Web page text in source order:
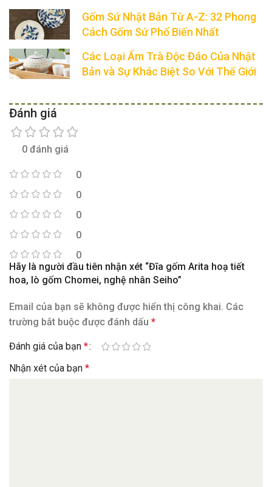
Gốm Sứ Nhật Bản Từ A-Z: 32 Phong
Cách Gốm Sứ Phổ Biến Nhất
Các Loại Ấm Trà Độc Đáo Của Nhật
Bản và Sự Khác Biệt So Với Thế Giới
Đánh giá
0 đánh giá
0
0
0
0
0
Hãy là người đầu tiên nhận xét “Đĩa gốm Arita hoạ tiết
hoa, lò gốm Chomei, nghệ nhân Seiho”
Email của bạn sẽ không được hiển thị công khai. Các
trường bắt buộc được đánh dấu*
Đánh giá của bạn*
Nhận xét của bạn*